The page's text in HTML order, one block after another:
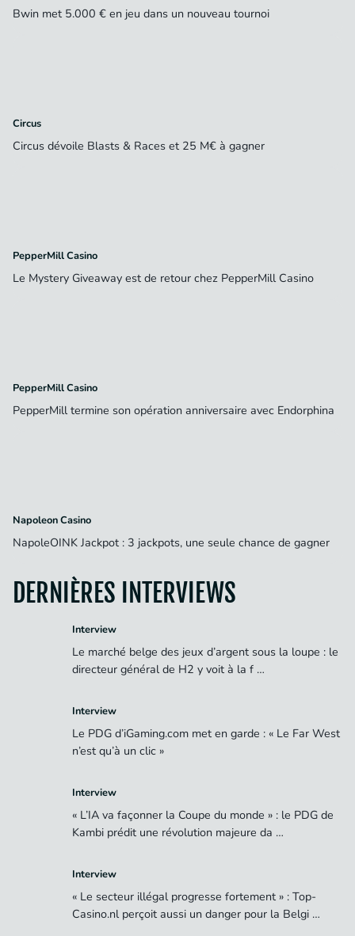
Bwin met 5.000 € en jeu dans un nouveau tournoi
Circus
Circus dévoile Blasts & Races et 25 M€ à gagner
PepperMill Casino
Le Mystery Giveaway est de retour chez PepperMill Casino
PepperMill Casino
PepperMill termine son opération anniversaire avec Endorphina
Napoleon Casino
NapoleOINK Jackpot : 3 jackpots, une seule chance de gagner
DERNIÈRES INTERVIEWS
Interview
Le marché belge des jeux d’argent sous la loupe : le
directeur général de H2 y voit à la f …
Interview
Le PDG d’iGaming.com met en garde : « Le Far West
n’est qu’à un clic »
Interview
« L’IA va façonner la Coupe du monde » : le PDG de
Kambi prédit une révolution majeure da …
Interview
« Le secteur illégal progresse fortement » : Top-
Casino.nl perçoit aussi un danger pour la Belgi …